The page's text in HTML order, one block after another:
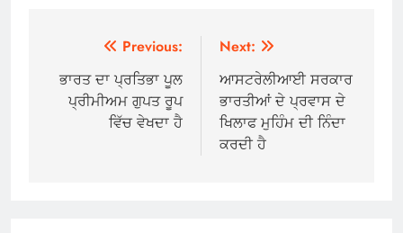
navigation
Previous:
ਭਾਰਤ ਦਾ ਪ੍ਰਤਿਭਾ ਪੂਲ
ਪ੍ਰੀਮੀਅਮ ਗੁਪਤ ਰੂਪ
ਵਿੱਚ ਵੇਖਦਾ ਹੈ
Next:
ਆਸਟਰੇਲੀਆਈ ਸਰਕਾਰ
ਭਾਰਤੀਆਂ ਦੇ ਪ੍ਰਵਾਸ ਦੇ
ਖਿਲਾਫ ਮੁਹਿੰਮ ਦੀ ਨਿੰਦਾ
ਕਰਦੀ ਹੈ